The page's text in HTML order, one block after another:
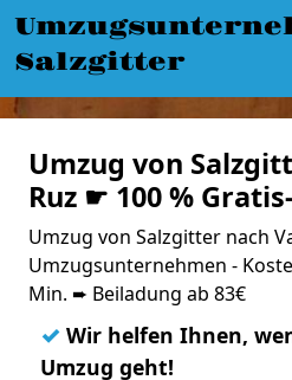
Salzgitter
Umzug von
Ruz ☛ 100 %
Umzug von Salzgitter nach
Umzugsunternehmen -
Min. ➨ Beiladung ab 83€
✓ Wir helfen Ihnen,
Umzug geht!